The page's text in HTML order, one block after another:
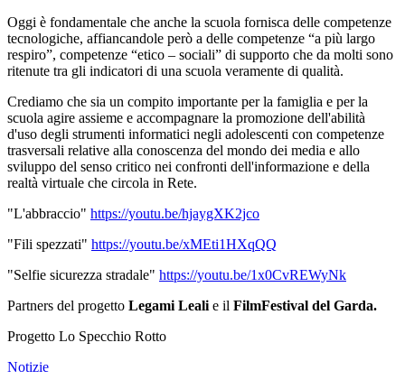
Oggi è fondamentale che anche la scuola fornisca delle competenze
tecnologiche, affiancandole però a delle competenze “a più largo
respiro”, competenze “etico – sociali” di supporto che da molti sono
ritenute tra gli indicatori di una scuola veramente di qualità.
Crediamo che sia un compito importante per la famiglia e per la
scuola agire assieme e accompagnare la promozione dell'abilità
d'uso degli strumenti informatici negli adolescenti con competenze
trasversali relative alla conoscenza del mondo dei media e allo
sviluppo del senso critico nei confronti dell'informazione e della
realtà virtuale che circola in Rete.
"L'abbraccio" https://youtu.be/hjaygXK2jco
"Fili spezzati" https://youtu.be/xMEti1HXqQQ
"Selfie sicurezza stradale" https://youtu.be/1x0CvREWyNk
Partners del progetto Legami Leali e il FilmFestival del Garda.
Progetto Lo Specchio Rotto
Notizie